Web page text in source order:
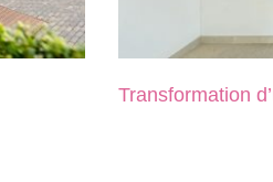
Transformation